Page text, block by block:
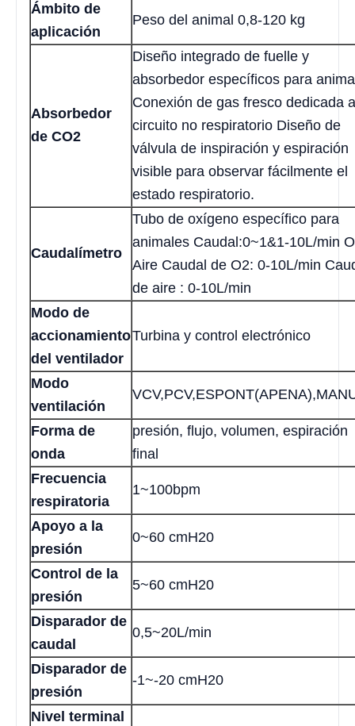
Ámbito de
aplicación
Peso del animal 0,8-120 kg
Absorbedor
de CO2
Diseño integrado de fuelle y
absorbedor específicos para
Conexión de gas fresco dedicada
circuito no respiratorio Diseño de
válvula de inspiración y espiración
visible para observar fácilmente el
estado respiratorio.
Caudalímetro
Tubo de oxígeno específico para
animales Caudal:0~1&1-10L/min
Aire Caudal de O2: 0-10L/min
de aire : 0-10L/min
Modo de
accionamiento
del ventilador
Turbina y control electrónico
Modo
ventilación
Forma de
onda
presión, flujo, volumen, espiración
final
Frecuencia
respiratoria
1~100bpm
Apoyo a la
presión
0~60 cmH20
Control de la
presión
5~60 cmH20
Disparador de
caudal
0,5~20L/min
Disparador de
presión
-1~-20 cmH20
Nivel terminal